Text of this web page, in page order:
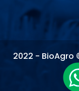
2022 - BioAgro